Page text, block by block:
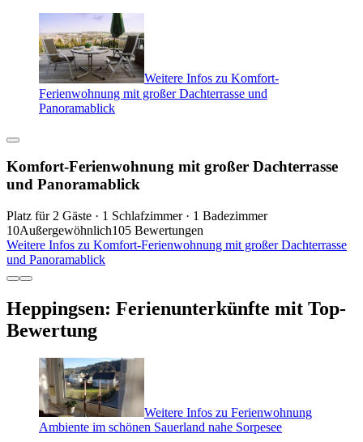
Weitere Infos zu Komfort-
Ferienwohnung mit großer Dachterrasse und
Panoramablick
Komfort-Ferienwohnung mit großer Dachterrasse
und Panoramablick
Platz für 2 Gäste · 1 Schlafzimmer · 1 Badezimmer
10Außergewöhnlich105 Bewertungen
Weitere Infos zu Komfort-Ferienwohnung mit großer Dachterrasse
und Panoramablick
Heppingsen: Ferienunterkünfte mit Top-
Bewertung
Weitere Infos zu Ferienwohnung
Ambiente im schönen Sauerland nahe Sorpesee